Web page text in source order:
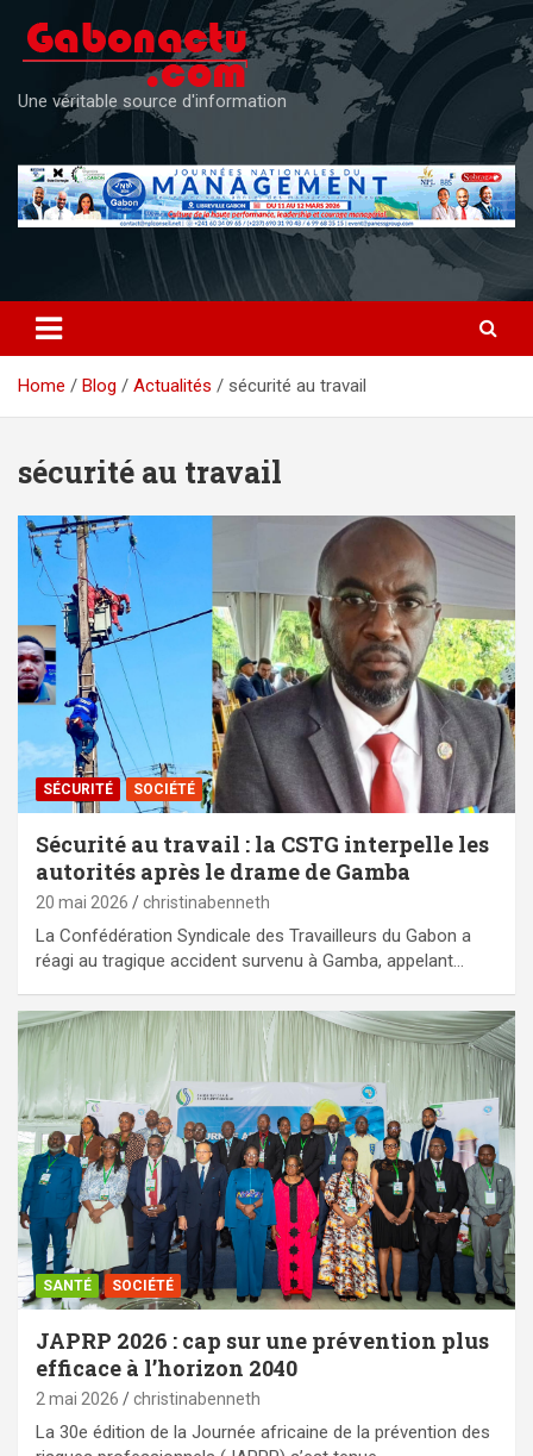
content
Une véritable source d'information
Home Blog Actualités sécurité au travail
sécurité au travail
SÉCURITÉ SOCIÉTÉ
Sécurité au travail : la CSTG interpelle les
autorités après le drame de Gamba
20 mai 2026 christinabenneth
La Confédération Syndicale des Travailleurs du Gabon a
réagi au tragique accident survenu à Gamba, appelant…
SANTÉ SOCIÉTÉ
JAPRP 2026 : cap sur une prévention plus
efficace à l’horizon 2040
2 mai 2026 christinabenneth
La 30e édition de la Journée africaine de la prévention des